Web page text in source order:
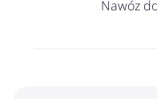
Nawóz